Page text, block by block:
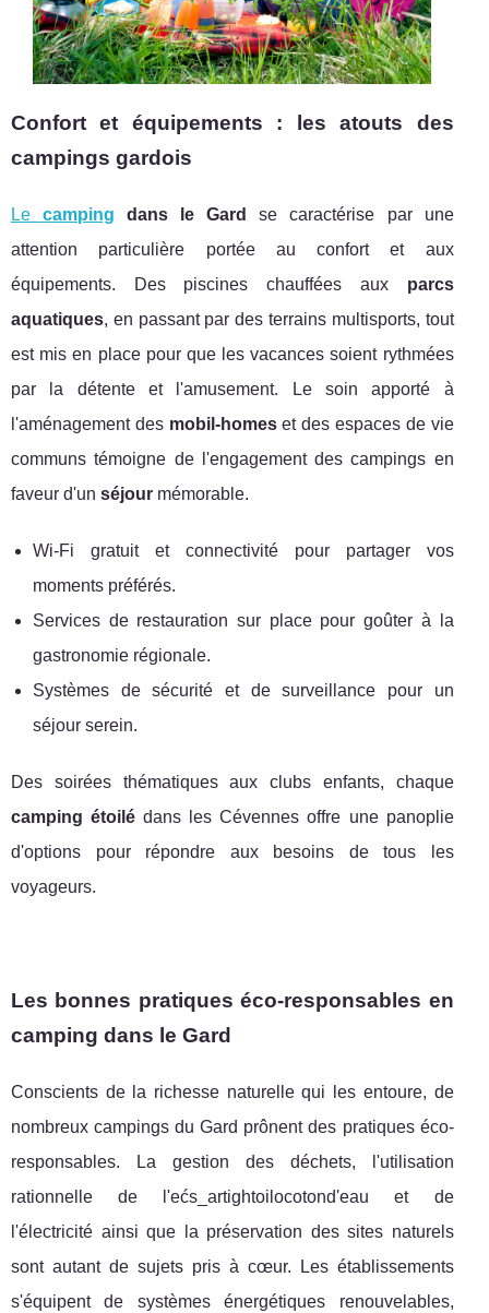
Confort et équipements : les atouts des
campings gardois
Lecamping dans le Gard
se caractérise par une
attention particulière portée au confort et aux
équipements. Des piscines chauffées aux parcs
aquatiques, en passant par des terrains multisports, tout
est mis en place pour que les vacances soient rythmées
par la détente et l'amusement. Le soin apporté à
l'aménagement des mobil-homeset des espaces de vie
communs témoigne de l'engagement des campings en
faveur d'un séjour mémorable.
Wi-Fi gratuit et connectivité pour partager vos
moments préférés.
Services de restauration sur place pour goûter à la
gastronomie régionale.
Systèmes de sécurité et de surveillance pour un
séjour serein.
Des soirées thématiques aux clubs enfants, chaque
camping étoilé dans les Cévennes offre une panoplie
d'options pour répondre aux besoins de tous les
voyageurs.
Les bonnes pratiques éco-responsables en
camping dans le Gard
Conscients de la richesse naturelle qui les entoure, de
nombreux campings du Gard prônent des pratiques éco-
responsables. La gestion des déchets, l'utilisation
rationnelle de l'ećs_artightoilocotond'eau et de
l'électricité ainsi que la préservation des sites naturels
sont autant de sujets pris à cœur. Les établissements
s'équipent de systèmes énergétiques renouvelables,